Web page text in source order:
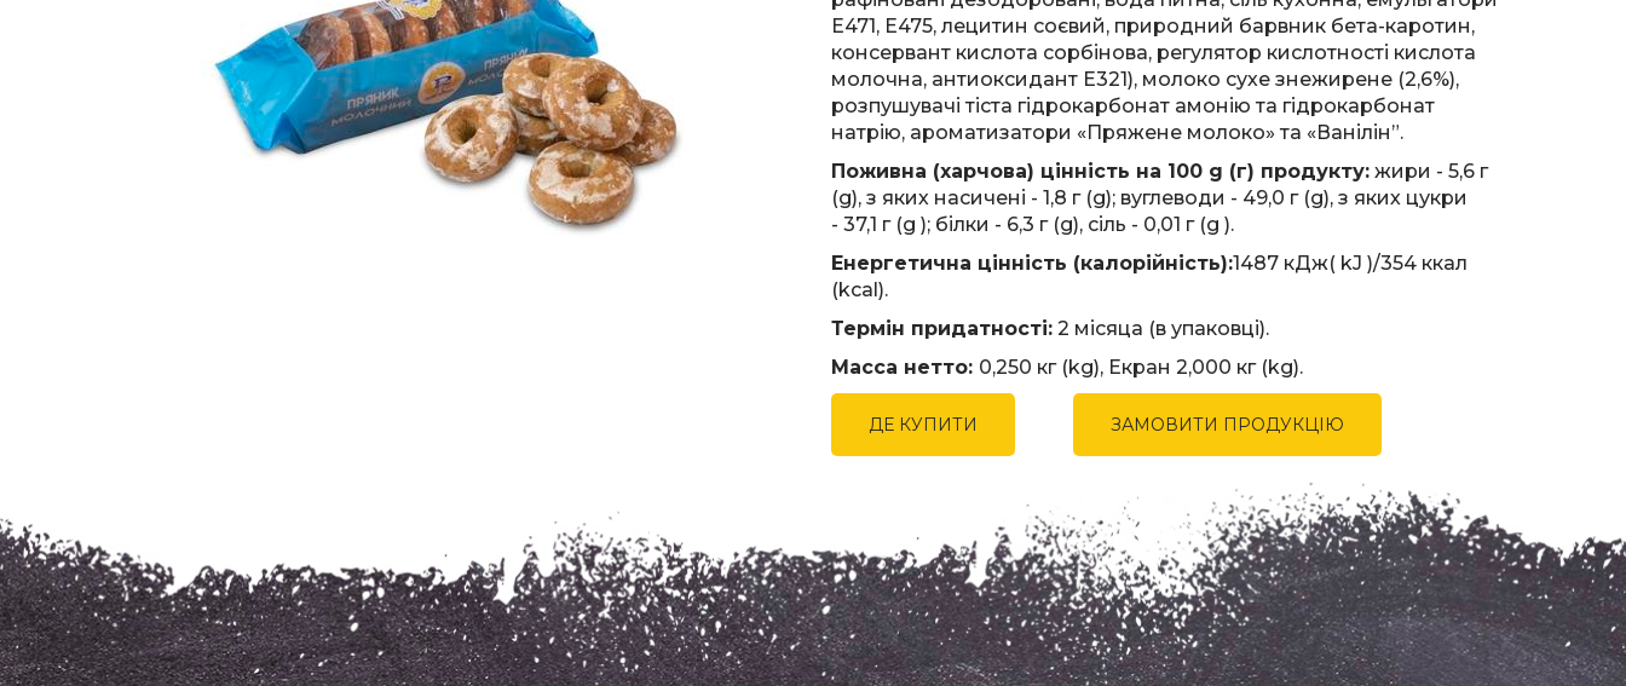
Е471, Е475, лецитин соєвий, природний барвник бета-каротин,
консервант кислота сорбінова, регулятор кислотності кислота
молочна, антиоксидант Е321), молоко сухе знежирене (2,6%),
розпушувачі тіста гідрокарбонат амонію та гідрокарбонат
натрію, ароматизатори «Пряжене молоко» та «Ванілін”.
Поживна (харчова) цінність на 100 g (г) продукту: жири - 5,6 г
(g), з яких насичені - 1,8 г (g); вуглеводи - 49,0 г (g), з яких цукри
- 37,1 г (g ); білки - 6,3 г (g), сіль - 0,01 г (g ).
Енергетична цінність (калорійність):1487 кДж( kJ )/354 ккал
(kсal).
Термін придатності: 2 місяца (в упаковці).
Масса нетто: 0,250 кг (kg), Екран 2,000 кг (kg).
ДЕ КУПИТИ ЗАМОВИТИ ПРОДУКЦІЮ